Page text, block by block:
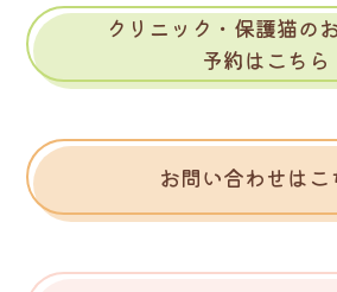
クリニック・保護猫の
予約はこちら
お問い合わせはこ